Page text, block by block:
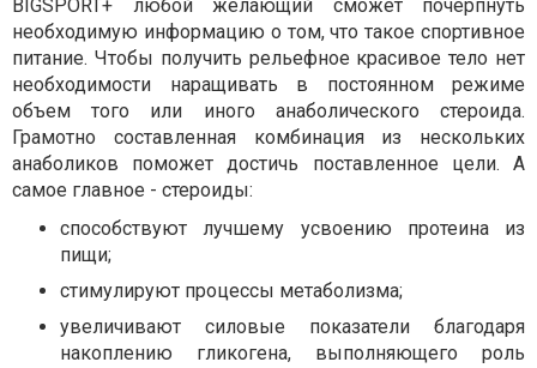
BIGSPORT+ любой желающий сможет почерпнуть
необходимую информацию о том, что такое спортивное
питание. Чтобы получить рельефное красивое тело нет
необходимости наращивать в постоянном режиме
объем того или иного анаболического стероида.
Грамотно составленная комбинация из нескольких
анаболиков поможет достичь поставленное цели. А
самое главное - стероиды:
способствуют лучшему усвоению протеина из
пищи;
стимулируют процессы метаболизма;
увеличивают силовые показатели благодаря
накоплению гликогена, выполняющего роль